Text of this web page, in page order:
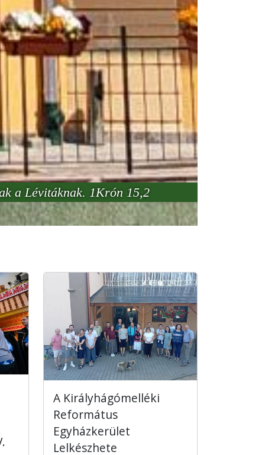
a Lévitáknak. 1Krón 15,2
A Királyhágómelléki
Református
Egyházkerület
Lelkészhete